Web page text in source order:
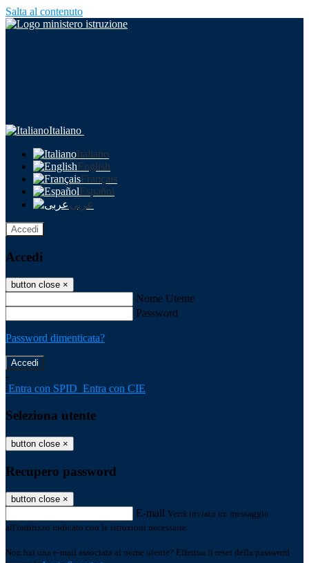
Salta al contenuto
Italiano
Italiano
English
Français
Español
عربى
Accedi
Accedi
button close ×
Nome Utente
Password
Password dimenticata?
-
Entra con SPID Entra con CIE
Seleziona utente
button close ×
Recupero password
button close ×
E-mail Verrà inviato un messaggio
all'indirizzo indicato con le istruzioni necessarie.
Non hai una e-mail associata al nome utente? Effettua il reset della password